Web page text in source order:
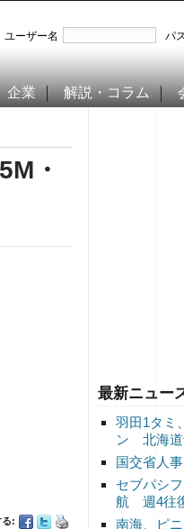
ユーザー名
パ
企業 解説・コラム
最新ニュー
羽田1タミ
ン 北海道
国交省人
セブパシ
航 週4往
南海、ピ
・
る: